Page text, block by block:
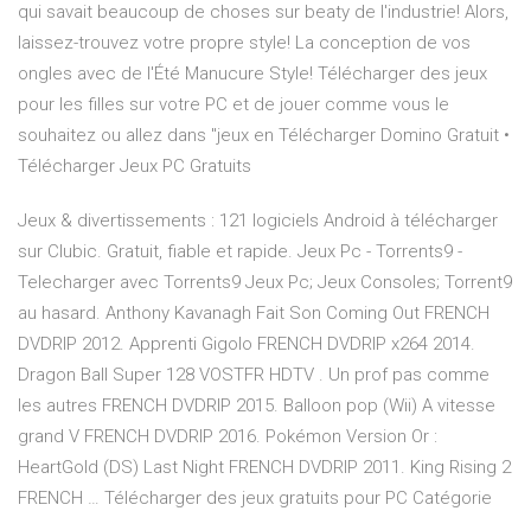
qui savait beaucoup de choses sur beaty de l'industrie! Alors,
laissez-trouvez votre propre style! La conception de vos
ongles avec de l'Été Manucure Style! Télécharger des jeux
pour les filles sur votre PC et de jouer comme vous le
souhaitez ou allez dans "jeux en Télécharger Domino Gratuit •
Télécharger Jeux PC Gratuits
Jeux & divertissements : 121 logiciels Android à télécharger
sur Clubic. Gratuit, fiable et rapide. Jeux Pc - Torrents9 -
Telecharger avec Torrents9 Jeux Pc; Jeux Consoles; Torrent9
au hasard. Anthony Kavanagh Fait Son Coming Out FRENCH
DVDRIP 2012. Apprenti Gigolo FRENCH DVDRIP x264 2014.
Dragon Ball Super 128 VOSTFR HDTV . Un prof pas comme
les autres FRENCH DVDRIP 2015. Balloon pop (Wii) A vitesse
grand V FRENCH DVDRIP 2016. Pokémon Version Or :
HeartGold (DS) Last Night FRENCH DVDRIP 2011. King Rising 2
FRENCH … Télécharger des jeux gratuits pour PC Catégorie